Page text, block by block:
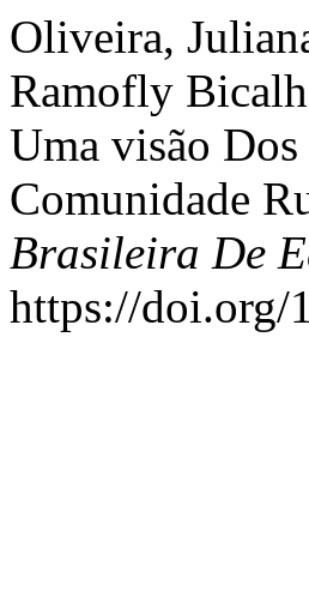
Oliveira,
Ramofly
Uma visão
Comunidade
Brasileira De
https://doi.org/